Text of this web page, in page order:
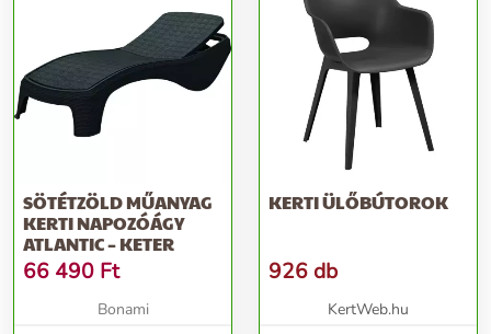
SÖTÉTZÖLD MŰANYAG
KERTI NAPOZÓÁGY
ATLANTIC – KETER
66 490 Ft
Bonami
KERTI ÜLŐBÚTOROK
926 db
KertWeb.hu